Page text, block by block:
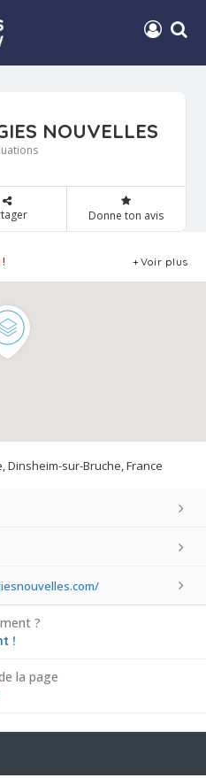
NOUVELLES
Donne ton avis
Voir plus
Dinsheim-sur-Bruche, France
?
!
la page